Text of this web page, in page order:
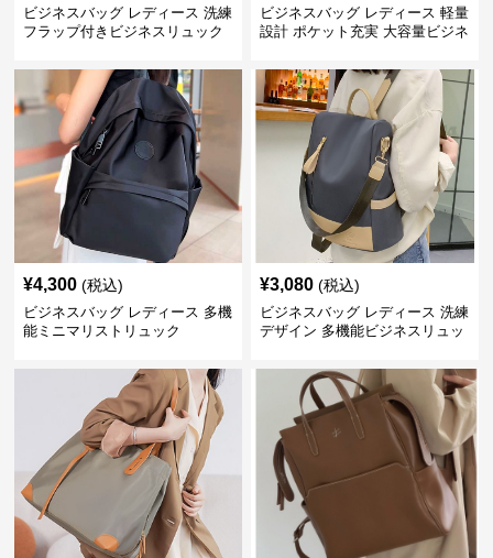
ビジネスバッグ レディース 洗練
フラップ付きビジネスリュック
ビジネスバッグ レディース 軽量
設計 ポケット充実 大容量ビジネ
¥4,300 (税込)
ビジネスバッグ レディース 多機
能ミニマリストリュック
¥3,080 (税込)
ビジネスバッグ レディース 洗練
デザイン 多機能ビジネスリュッ